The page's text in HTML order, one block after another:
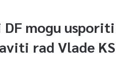
DF mogu usporiti
rad Vlade KS